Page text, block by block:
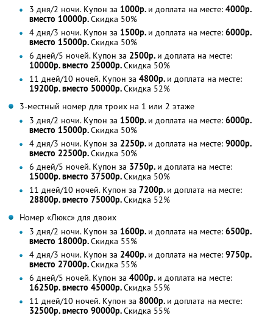
3 дня/2 ночи. Купон за 1000р. и доплата на месте: 4000р.
вместо 10000р.Скидка 50%
4 дня/3 ночи. Купон за 1500р. и доплата на месте: 6000р.
вместо 15000р.Скидка 50%
6 дней/5 ночей. Купон за 2500р. и доплата на месте:
10000р. вместо 25000р.Скидка 50%
11 дней/10 ночей. Купон за 4800р. и доплата на месте:
19200р. вместо 50000р.Скидка 52%
3-местный номер для троих на 1 или 2 этаже
3 дня/2 ночи. Купон за 1500р. и доплата на месте: 6000р.
вместо 15000р.Скидка 50%
4 дня/3 ночи. Купон за 2250р. и доплата на месте: 9000р.
вместо 22500р.Скидка 50%
6 дней/5 ночей. Купон за 3750р. и доплата на месте:
15000р. вместо 37500р.Скидка 50%
11 дней/10 ночей. Купон за 7200р. и доплата на месте:
28800р. вместо 75000р.Скидка 52%
Номер «Люкс» для двоих
3 дня/2 ночи. Купон за 1600р. и доплата на месте: 6500р.
вместо 18000р.Скидка 55%
4 дня/3 ночи. Купон за 2400р. и доплата на месте: 9750р.
вместо 27000р.Скидка 55%
6 дней/5 ночей. Купон за 4000р. и доплата на месте:
16250р. вместо 45000р.Скидка 55%
11 дней/10 ночей. Купон за 8000р. и доплата на месте:
32500р. вместо 90000р.Скидка 55%